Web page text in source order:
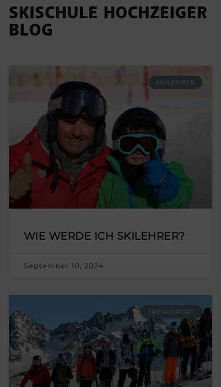
SKISCHULE HOCHZEIGER
BLOG
SKILEHRER
WIE WERDE ICH SKILEHRER?
September 10, 2024
TRENDSPORT